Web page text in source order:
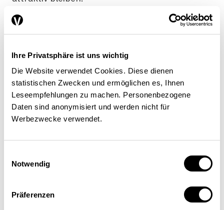
Ihre Privatsphäre ist uns wichtig
Die Website verwendet Cookies. Diese dienen
statistischen Zwecken und ermöglichen es, Ihnen
Leseempfehlungen zu machen. Personenbezogene
Daten sind anonymisiert und werden nicht für
Werbezwecke verwendet.
Notwendig
Präferenzen
bleiben
Für die meisten Multinationals sind die Steuern
bereits zu Beginn einer Standortüberprüfung
Faktoren entscheidender. Über ständige
Reformen muss die gesamte Steuerbelastung
besten Alternativländern wettbewerbsfähig